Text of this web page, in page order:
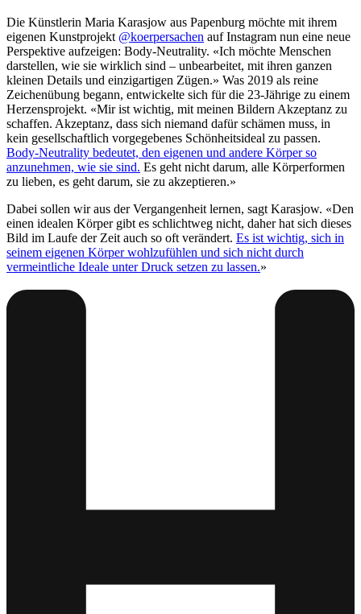
Die Künstlerin Maria Karasjow aus Papenburg möchte mit ihrem
eigenen Kunstprojekt @koerpersachen auf Instagram nun eine neue
Perspektive aufzeigen: Body-Neutrality. «Ich möchte Menschen
darstellen, wie sie wirklich sind – unbearbeitet, mit ihren ganzen
kleinen Details und einzigartigen Zügen.» Was 2019 als reine
Zeichenübung begann, entwickelte sich für die 23-Jährige zu einem
Herzensprojekt. «Mir ist wichtig, mit meinen Bildern Akzeptanz zu
schaffen. Akzeptanz, dass sich niemand dafür schämen muss, in
kein gesellschaftlich vorgegebenes Schönheitsideal zu passen.
Body-Neutrality bedeutet, den eigenen und andere Körper so
anzunehmen, wie sie sind. Es geht nicht darum, alle Körperformen
zu lieben, es geht darum, sie zu akzeptieren.»
Dabei sollen wir aus der Vergangenheit lernen, sagt Karasjow. «Den
einen idealen Körper gibt es schlichtweg nicht, daher hat sich dieses
Bild im Laufe der Zeit auch so oft verändert. Es ist wichtig, sich in
seinem eigenen Körper wohlzufühlen und sich nicht durch
vermeintliche Ideale unter Druck setzen zu lassen.»